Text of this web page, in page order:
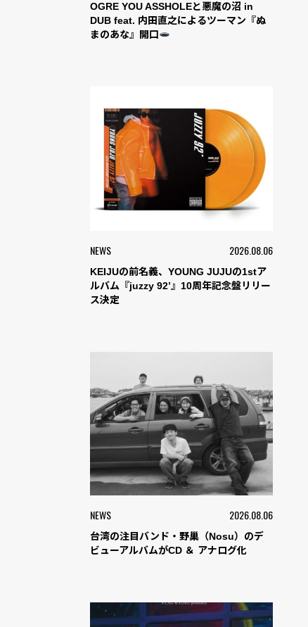
OGRE YOU ASSHOLEと悪魔の沼 in
DUB feat. 内田直之によるツーマン『ぬ
まのあな』開口
NEWS 2026.08.06
KEIJUの前名義、YOUNG JUJUの1stア
ルバム『juzzy 92’』10周年記念盤リリー
ス決定
NEWS 2026.08.06
台湾の注目バンド・野巢（Nosu）のデ
ビューアルバムがCD ＆ アナログ化